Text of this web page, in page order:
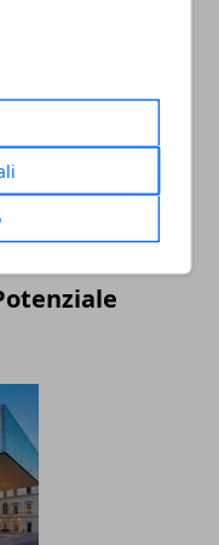
Un Binomio